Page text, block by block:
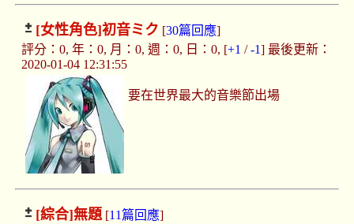
[女性角色]初音ミク [30篇回應]
評分：0, 年：0, 月：0, 週：0, 日：0, [+1 /-1] 最後更新：
2020-01-04 12:31:55
要在世界最大的音樂節出場
[綜合]無題[11篇回應]